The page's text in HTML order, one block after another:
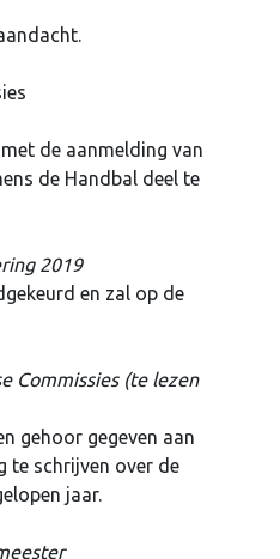
de aanmelding van
de Handbal deel te
2019
en zal op de
Commissies (te lezen
gehoor gegeven aan
te schrijven over de
jaar.